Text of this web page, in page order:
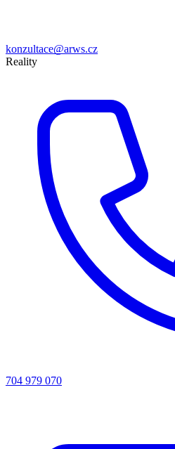
konzultace@arws.cz
Reality
704 979 070